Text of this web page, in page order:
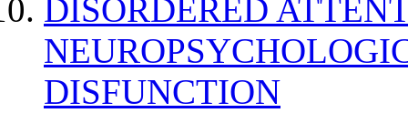
DISORDERED
DISFUNCTION